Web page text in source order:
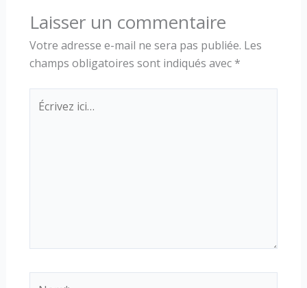
Laisser un commentaire
Votre adresse e-mail ne sera pas publiée. Les
champs obligatoires sont indiqués avec *
Écrivez
ici…